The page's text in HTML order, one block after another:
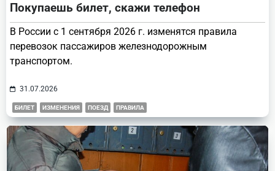
Покупаешь билет, скажи телефон
В России с 1 сентября 2026 г. изменятся правила
перевозок пассажиров железнодорожным
транспортом.
31.07.2026
БИЛЕТ ИЗМЕНЕНИЯ ПОЕЗД ПРАВИЛА